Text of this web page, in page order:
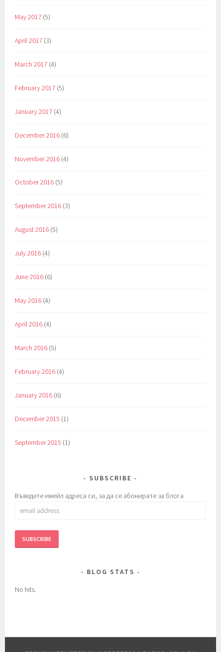
May 2017 (5)
April 2017 (3)
March 2017 (4)
February 2017 (5)
January 2017 (4)
December 2016 (6)
November 2016 (4)
October 2016 (5)
September 2016 (3)
August 2016 (5)
July 2016 (4)
June 2016 (6)
May 2016 (4)
April 2016 (4)
March 2016 (5)
February 2016 (4)
January 2016 (6)
December 2015 (1)
September 2015 (1)
SUBSCRIBE
Въведете имейл адреса си, за да се абонирате за блога
email
BLOG STATS
No hits.